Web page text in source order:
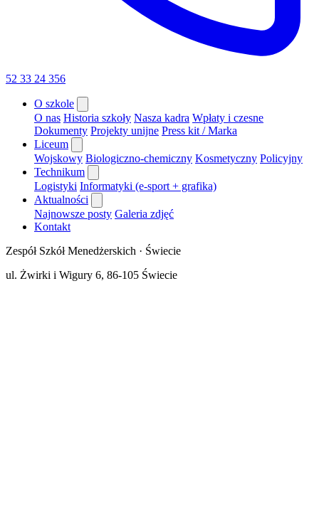
52 33 24 356
O szkole
O nas Historia szkoły Nasza kadra Wpłaty i czesne
Dokumenty Projekty unijne Press kit / Marka
Liceum
Wojskowy Biologiczno-chemiczny Kosmetyczny Policyjny
Technikum
Logistyki Informatyki (e-sport + grafika)
Aktualności
Najnowsze posty Galeria zdjęć
Kontakt
Zespół Szkół Menedżerskich · Świecie
ul. Żwirki i Wigury 6, 86-105 Świecie